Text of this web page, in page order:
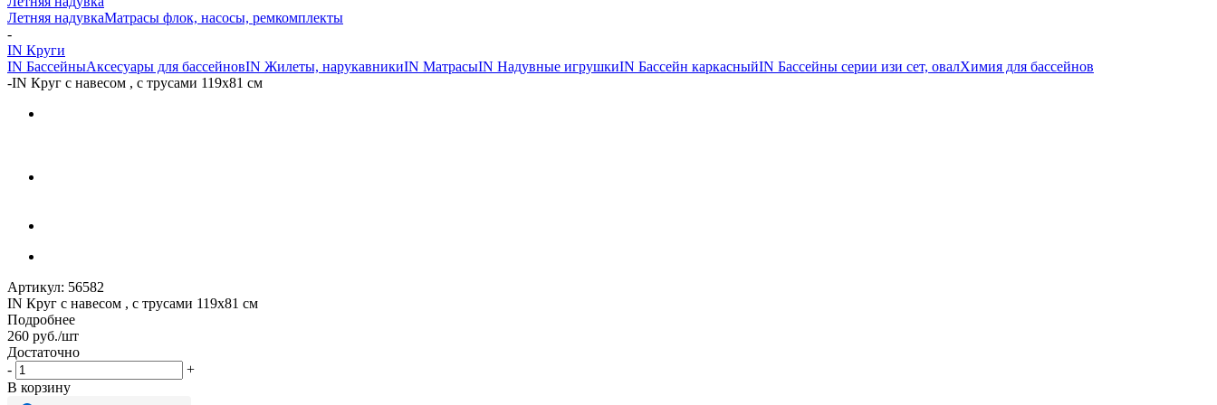
Летняя надувкаМатрасы флок, насосы, ремкомплекты
-
IN Круги
IN БассейныАксесуары для бассейновIN Жилеты, нарукавникиIN МатрасыIN Надувные игрушкиIN Бассейн каркасныйIN Бассейны серии изи сет, овалХимия для бассейнов
-IN Круг с навесом , с трусами 119х81 см
Артикул: 56582
IN Круг с навесом , с трусами 119х81 см
Подробнее
260 руб./шт
Достаточно
-
+
В корзину